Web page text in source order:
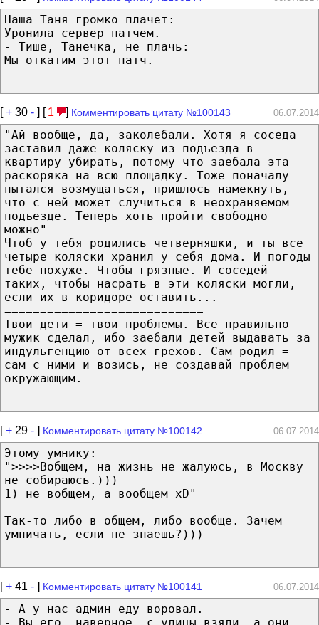
Наша Таня громко плачет:
Уронила сервер патчем.
- Тише, Танечка, не плачь:
Мы откатим этот патч.
[+ 30 - ] [ 1 ] Комментировать цитату №100143 06.07.2014
"Ай вообще, да, заколебали. Хотя я соседа
заставил даже коляску из подъезда в
квартиру убирать, потому что заебала эта
раскоряка на всю площадку. Тоже поначалу
пытался возмущаться, пришлось намекнуть,
что с ней может случиться в неохраняемом
подъезде. Теперь хоть пройти свободно
можно"
Чтоб у тебя родились четверняшки, и ты все
четыре коляски хранил у себя дома. И погоды
тебе похуже. Чтобы грязные. И соседей
таких, чтобы насрать в эти коляски могли,
если их в коридоре оставить...
============================
Твои дети = твои проблемы. Все правильно
мужик сделал, ибо заебали детей выдавать за
индульгенцию от всех грехов. Сам родил =
сам с ними и возись, не создавай проблем
окружающим.
[+ 29 - ] Комментировать цитату №100142 06.07.2014
Этому умнику:
">>>>Вобщем, на жизнь не жалуюсь, в Москву
не собираюсь.)))
1) не вобщем, а вообщем xD"
Так-то либо в общем, либо вообще. Зачем
умничать, если не знаешь?)))
[+ 41 - ] Комментировать цитату №100141 06.07.2014
- А у нас админ еду воровал.
- Вы его, наверное, с улицы взяли, а они